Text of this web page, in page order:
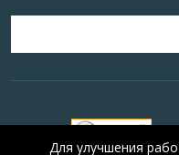
Для улучшения